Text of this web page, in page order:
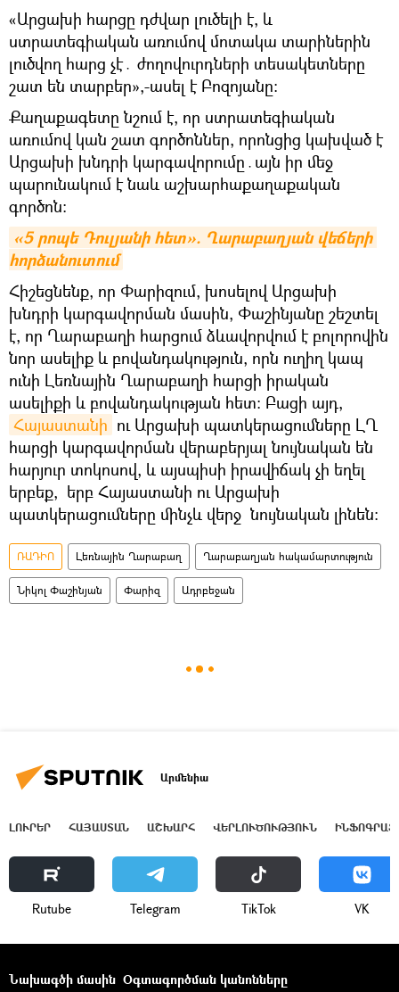
«Արցախի հարցը դժվար լուծելի է, և
ստրատեգիական առումով մոտակա տարիներին
լուծվող հարց չէ․ ժողովուրդների տեսակետները
շատ են տարբեր»,-ասել է Բոզոյանը։
Քաղաքագետը նշում է, որ ստրատեգիական
առումով կան շատ գործոններ, որոնցից կախված է
Արցախի խնդրի կարգավորումը․այն իր մեջ
պարունակում է նաև աշխարհաքաղաքական
գործոն։
«5 րոպե Դուլյանի հետ». Ղարաբաղյան վեճերի
հորձանուտում
Հիշեցնենք, որ Փարիզում, խոսելով Արցախի
խնդրի կարգավորման մասին, Փաշինյանը շեշտել
է, որ Ղարաբաղի հարցում ձևավորվում է բոլորովին
նոր ասելիք և բովանդակություն, որն ուղիղ կապ
ունի Լեռնային Ղարաբաղի հարցի իրական
ասելիքի և բովանդակության հետ: Բացի այդ,
Հայաստանի ու Արցախի պատկերացումները ԼՂ
հարցի կարգավորման վերաբերյալ նույնական են
հարյուր տոկոսով, և այսպիսի իրավիճակ չի եղել
երբեք, երբ Հայաստանի ու Արցախի
պատկերացումները մինչև վերջ նույնական լինեն։
ՌԱԴԻՈ Լեռնային Ղարաբաղ Ղարաբաղյան հակամարտություն
Նիկոլ Փաշինյան Փարիզ Ադրբեջան
Արմենիա
ԼՈՒՐԵՐ ՀԱՅԱՍՏԱՆ ԱՇԽԱՐՀ ՎԵՐԼՈՒԾՈՒԹՅՈՒՆ
Rutube Telegram ТikТоk VK
Նախագծի մասին Օգտագործման կանոնները